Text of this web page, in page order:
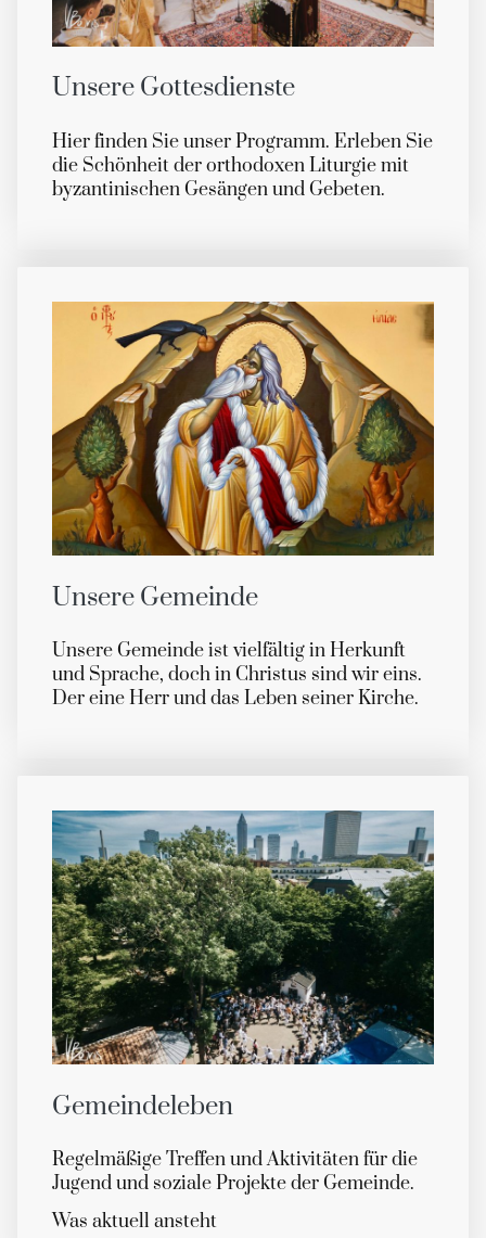
Unsere Gottesdienste
Hier finden Sie unser Programm. Erleben Sie
die Schönheit der orthodoxen Liturgie mit
byzantinischen Gesängen und Gebeten.
Unsere Gemeinde
Unsere Gemeinde ist vielfältig in Herkunft
und Sprache, doch in Christus sind wir eins.
Der eine Herr und das Leben seiner Kirche.
Gemeindeleben
Regelmäßige Treffen und Aktivitäten für die
Jugend und soziale Projekte der Gemeinde.
Was aktuell ansteht